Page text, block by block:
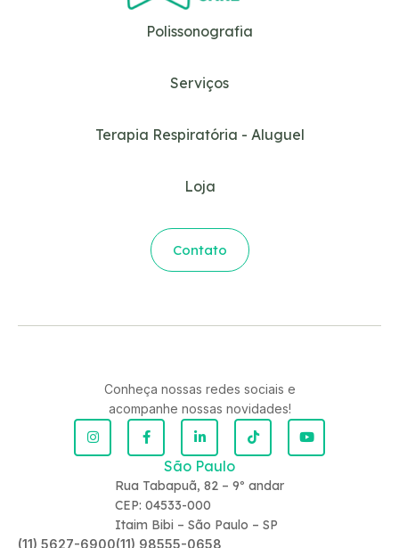
Polissonografia
Serviços
Terapia Respiratória - Aluguel
Loja
Contato
Conheça nossas redes sociais e
acompanhe nossas novidades!
São Paulo
Rua Tabapuã, 82 – 9º andar
CEP: 04533-000
Itaim Bibi – São Paulo – SP
(11) 5627-6900(11) 98555-0658